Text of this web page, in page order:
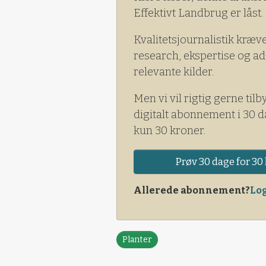
på enårig rapgræs, vindaks,
ærenpris, agerstedmoder
aktivstoffer aclonifen og
velkendt i korn. Aclonifen
som bidrager med høj
forebyggelse af resistent
Effektivt Landbrug er låst.
Kvalitetsjournalistik
research, ekspertise og
relevante kilder.
Men vi vil rigtig gerne
digitalt abonnement i 30
kun 30 kroner.
Prøv 30 dage for 30
Allerede abonnement?
Planter